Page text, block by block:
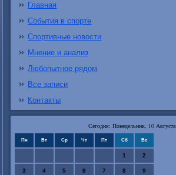
Главная
События в спорте
Спортивные новости
Мнение и анализ
Любопытное рядом
Все записи
Контакты
Сегодня: Понедельник, 10 Августа
Пн Вт Ср Чт Пт Сб Вс
1 2
3 4 5 6 7 8 9